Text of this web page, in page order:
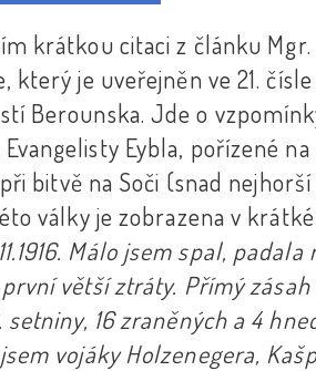
krátkou citaci z článku Mgr.
který je uveřejněn ve 21. čísle
Berounska. Jde o
Eybla, pořízené na
bitvě na Soči (snad
války je zobrazena v
Málo jsem spal, padala
větší ztráty. Přímý zásah
16 zraněných a 4
vojáky Holzenegera,